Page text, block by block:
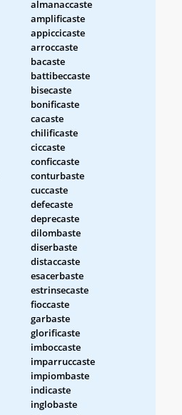
almanaccaste
amplificaste
appiccicaste
arroccaste
bacaste
battibeccaste
bisecaste
bonificaste
cacaste
chilificaste
ciccaste
conficcaste
conturbaste
cuccaste
defecaste
deprecaste
dilombaste
diserbaste
distaccaste
esacerbaste
estrinsecaste
fioccaste
garbaste
glorificaste
imboccaste
imparruccaste
impiombaste
indicaste
inglobaste